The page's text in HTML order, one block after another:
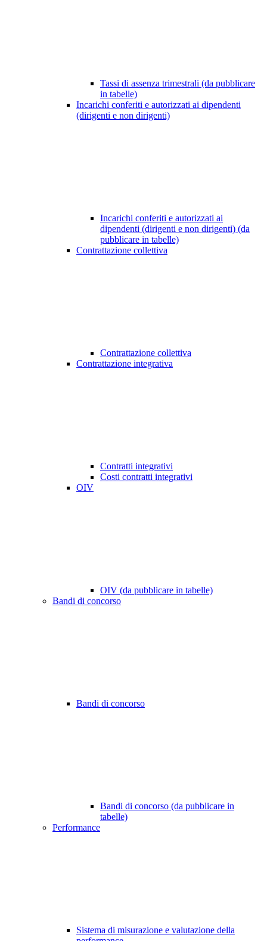
Tassi di assenza trimestrali (da pubblicare
in tabelle)
Incarichi conferiti e autorizzati ai dipendenti
(dirigenti e non dirigenti)
Incarichi conferiti e autorizzati ai
dipendenti (dirigenti e non dirigenti) (da
pubblicare in tabelle)
Contrattazione collettiva
Contrattazione collettiva
Contrattazione integrativa
Contratti integrativi
Costi contratti integrativi
OIV
OIV (da pubblicare in tabelle)
Bandi di concorso
Bandi di concorso
Bandi di concorso (da pubblicare in
tabelle)
Performance
Sistema di misurazione e valutazione della